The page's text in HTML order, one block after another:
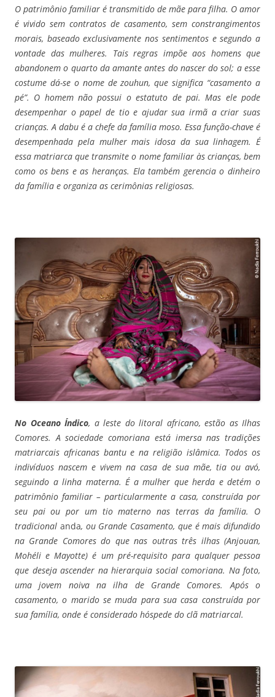
O patrimônio familiar é transmitido de mãe para filha. O amor
é vivido sem contratos de casamento, sem constrangimentos
morais, baseado exclusivamente nos sentimentos e segundo a
vontade das mulheres. Tais regras impõe aos homens que
abandonem o quarto da amante antes do nascer do sol; a esse
costume dá-se o nome de zouhun, que significa “casamento a
pé”. O homem não possui o estatuto de pai. Mas ele pode
desempenhar o papel de tio e ajudar sua irmã a criar suas
crianças. A dabu é a chefe da família moso. Essa função-chave é
desempenhada pela mulher mais idosa da sua linhagem. É
essa matriarca que transmite o nome familiar às crianças, bem
como os bens e as heranças. Ela também gerencia o dinheiro
da família e organiza as cerimônias religiosas.
No Oceano Índico, a leste do litoral africano, estão as Ilhas
Comores. A sociedade comoriana está imersa nas tradições
matriarcais africanas bantu e na religião islâmica. Todos os
indivíduos nascem e vivem na casa de sua mãe, tia ou avó,
seguindo a linha materna. É a mulher que herda e detém o
patrimônio familiar – particularmente a casa, construída por
seu pai ou por um tio materno nas terras da família. O
tradicional anda, ou Grande Casamento, que é mais difundido
na Grande Comores do que nas outras três ilhas (Anjouan,
Mohéli e Mayotte) é um pré-requisito para qualquer pessoa
que deseja ascender na hierarquia social comoriana. Na foto,
uma jovem noiva na ilha de Grande Comores. Após o
casamento, o marido se muda para sua casa construída por
sua família, onde é considerado hóspede do clã matriarcal.